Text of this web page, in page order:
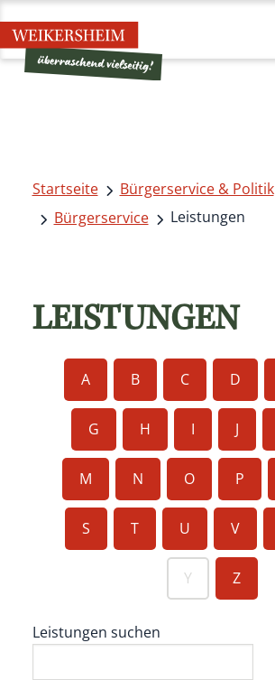
Startseite
Bürgerservice & Politik
Bürgerservice
Leistungen
LEISTUNGEN
A B C D
G H I J
M N O P
S T U V
Y Z
Leistungen suchen